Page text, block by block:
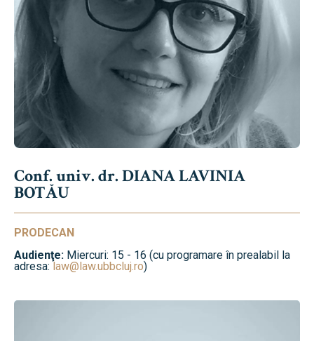
Conf. univ. dr. DIANA LAVINIA
BOTĂU
PRODECAN
Audienţe: Miercuri: 15 - 16 (cu programare în prealabil la
adresa: law@law.ubbcluj.ro)